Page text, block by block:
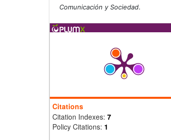
Comunicación y Sociedad.
Citations
Citation Indexes: 7
Policy Citations: 1